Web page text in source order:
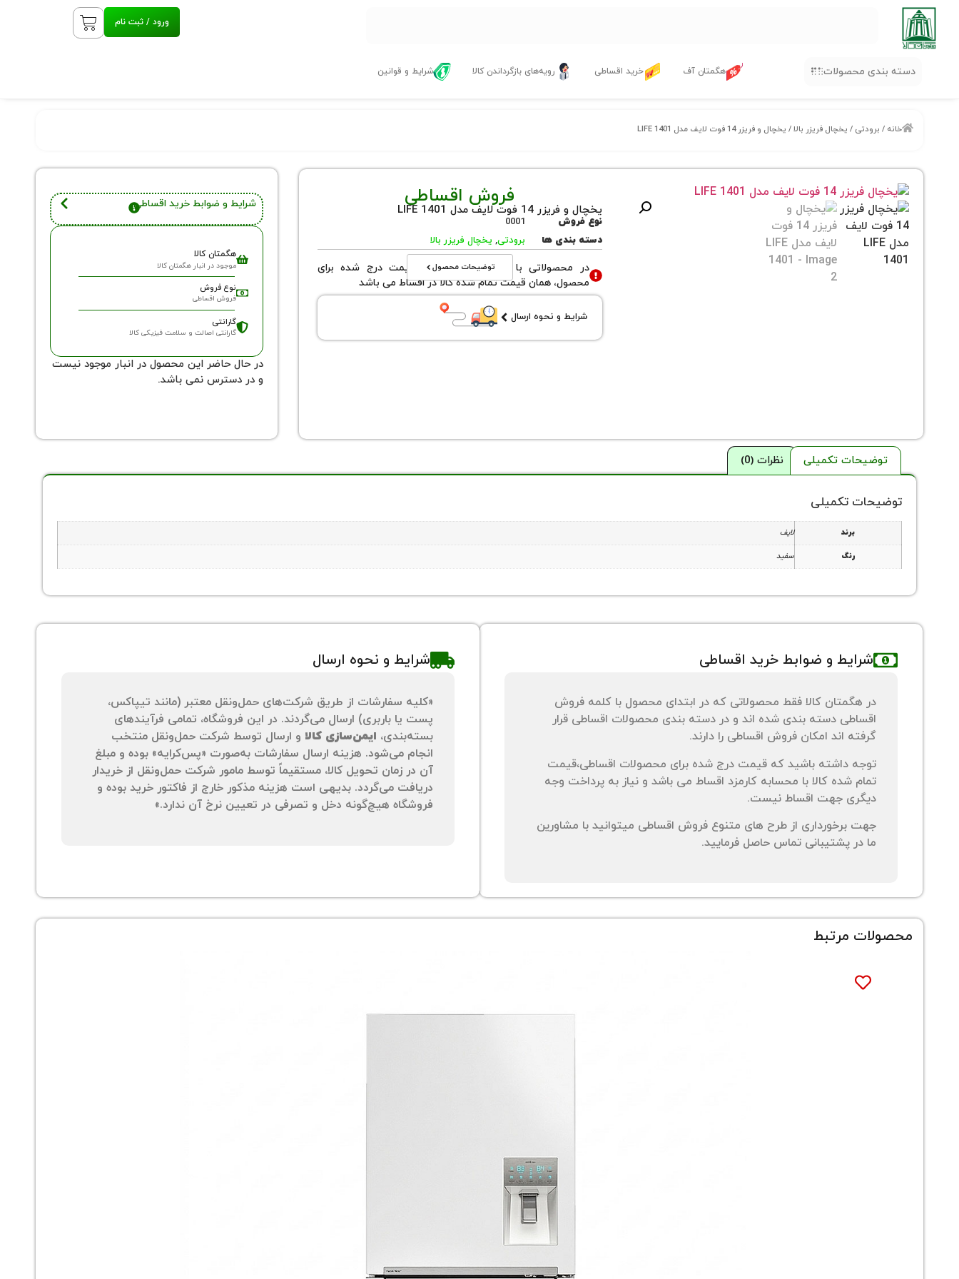
ورود / ثبت نام
دسته بندی محصولات هگمتان آف خرید اقساطی رویه‌های بازگرداندن کالا شرایط و قوانین
خانه / برودتی / یخچال فریزر بالا/ یخچال و فریزر 14 فوت لایف مدل LIFE 1401
فروش اقساطی
یخچال و فریزر 14 فوت لایف مدل LIFE 1401
نوع فروش
0001
دسته بندی ها
برودتی, یخچال فریزر بالا
توضیحات محصول
در محصولاتی با نوع فروش اقساطی قیمت درج شده برای
محصول، همان قیمت تمام شده کالا در اقساط می باشد
شرایط و نحوه ارسال
شرایط و ضوابط خرید اقساطی
هگمتان کالا
موجود در انبار هگمتان کالا
نوع فروش
فروش اقساطی
گارانتی
گارانتی اصالت و سلامت فیزیکی کالا
در حال حاضر این محصول در انبار موجود نیست
و در دسترس نمی باشد.
توضیحات تکمیلی نظرات (0)
توضیحات تکمیلی
برند لایف
رنگ سفید
شرایط و ضوابط خرید اقساطی
در هگمتان کالا فقط محصولاتی که در ابتدای محصول با کلمه فروش
اقساطی دسته بندی شده اند و در دسته بندی محصولات اقساطی قرار
گرفته اند امکان فروش اقساطی را دارند.
توجه داشته باشید که قیمت درج شده برای محصولات اقساطی،قیمت
تمام شده کالا با محسابه کارمزد اقساط می باشد و نیاز به پرداخت وجه
دیگری جهت اقساط نیست.
جهت برخورداری از طرح های متنوع فروش اقساطی میتوانید با مشاورین
ما در پشتیبانی تماس حاصل فرمایید.
شرایط و نحوه ارسال
«کلیه سفارشات از طریق شرکت‌های حمل‌ونقل معتبر (مانند تیپاکس،
پست یا باربری) ارسال می‌گردند. در این فروشگاه، تمامی فرآیندهای
بسته‌بندی، ایمن‌سازی کالا و ارسال توسط شرکت حمل‌ونقل منتخب
انجام می‌شود. هزینه ارسال سفارشات به‌صورت «پس‌کرایه» بوده و مبلغ
آن در زمان تحویل کالا، مستقیماً توسط مامور شرکت حمل‌ونقل از خریدار
دریافت می‌گردد. بدیهی است هزینه مذکور خارج از فاکتور خرید بوده و
فروشگاه هیچ‌گونه دخل و تصرفی در تعیین نرخ آن ندارد.»
محصولات مرتبط